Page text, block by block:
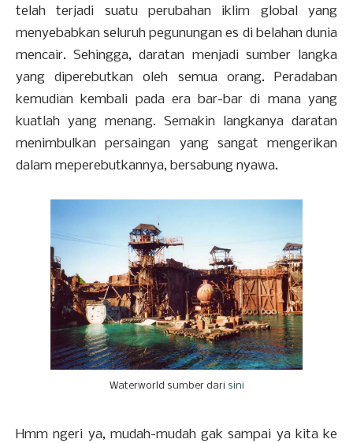
telah terjadi suatu perubahan iklim global yang
menyebabkan seluruh pegunungan es di belahan dunia
mencair. Sehingga, daratan menjadi sumber langka
yang diperebutkan oleh semua orang. Peradaban
kemudian kembali pada era bar-bar di mana yang
kuatlah yang menang. Semakin langkanya daratan
menimbulkan persaingan yang sangat mengerikan
dalam meperebutkannya, bersabung nyawa.
Waterworld sumber dari sini
Hmm ngeri ya, mudah-mudah gak sampai ya kita ke